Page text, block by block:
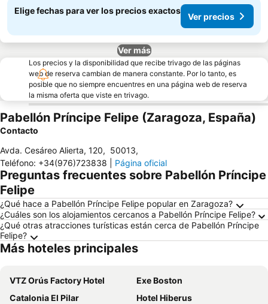
Elige fechas para ver los precios exactos
Ver precios
Ver más
Los precios y la disponibilidad que recibe trivago de las páginas
web de reserva cambian de manera constante. Por lo tanto, es
posible que no siempre encuentres en una página web de reserva
la misma oferta que viste en trivago.
Pabellón Príncipe Felipe (Zaragoza, España)
Contacto
Avda. Cesáreo Alierta, 120, 50013,
Teléfono: +34(976)723838 Página oficial
Preguntas frecuentes sobre Pabellón Príncipe
Felipe
¿Qué hace a Pabellón Príncipe Felipe popular en Zaragoza?
¿Cuáles son los alojamientos cercanos a Pabellón Príncipe Felipe?
¿Qué otras atracciones turísticas están cerca de Pabellón Príncipe
Felipe?
Más hoteles principales
VTZ Orús Factory Hotel
Exe Boston
Catalonia El Pilar
Hotel Hiberus